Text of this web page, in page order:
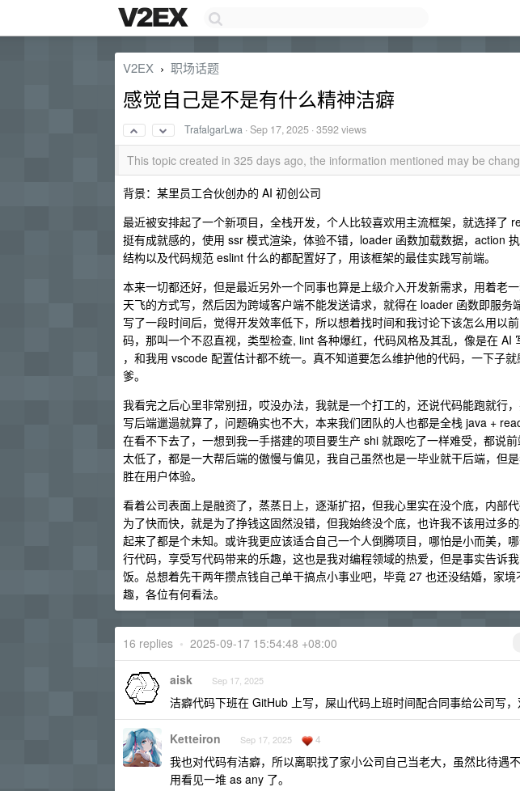
V2EX › 职场话题
感觉自己是不是有什么精神洁癖
TrafalgarLwa ·Sep 17, 2025 · 3592 views
This topic created in 325 days ago, the information mentioned may be
背景：某里员工合伙创办的 AI 初创公司
最近被安排起了一个新项目，全栈开发，个人比较喜欢用主流框架，就选择了
挺有成就感的，使用 ssr 模式渲染，体验不错，loader 函数加载数据，action
结构以及代码规范 eslint 什么的都配置好了，用该框架的最佳实践写前端。
本来一切都还好，但是最近另外一个同事也算是上级介入开发新需求，用着老
天飞的方式写，然后因为跨域客户端不能发送请求，就得在 loader 函数即服务
写了一段时间后，觉得开发效率低下，所以想着找时间和我讨论下该怎么用以
码，那叫一个不忍直视，类型检查, lint 各种爆红，代码风格及其乱，像是在 AI
，和我用 vscode 配置估计都不统一。真不知道要怎么维护他的代码，一下子
爹。
我看完之后心里非常别扭，哎没办法，我就是一个打工的，还说代码能跑就行
写后端邋遢就算了，问题确实也不大，本来我们团队的人也都是全栈 java +
在看不下去了，一想到我一手搭建的项目要生产 shi 就跟吃了一样难受，都说
太低了，都是一大帮后端的傲慢与偏见，我自己虽然也是一毕业就干后端，但
胜在用户体验。
看着公司表面上是融资了，蒸蒸日上，逐渐扩招，但我心里实在没个底，内部
为了快而快，就是为了挣钱这固然没错，但我始终没个底，也许我不该用过多
起来了都是个未知。或许我更应该适合自己一个人倒腾项目，哪怕是小而美，
行代码，享受写代码带来的乐趣，这也是我对编程领域的热爱，但是事实告诉
饭。总想着先干两年攒点钱自己单干搞点小事业吧，毕竟 27 也还没结婚，家
趣，各位有何看法。
16 replies • 2025-09-17 15:54:48 +08:00
aisk Sep 17, 2025
洁癖代码下班在 GitHub 上写，屎山代码上班时间配合同事给公司写，
Ketteiron Sep 17, 2025 4
我也对代码有洁癖，所以离职找了家小公司自己当老大，虽然比待遇
用看见一堆 as any 了。